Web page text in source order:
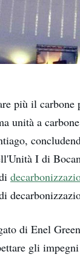
più il carbone
unità a
I di
di Enel
gli